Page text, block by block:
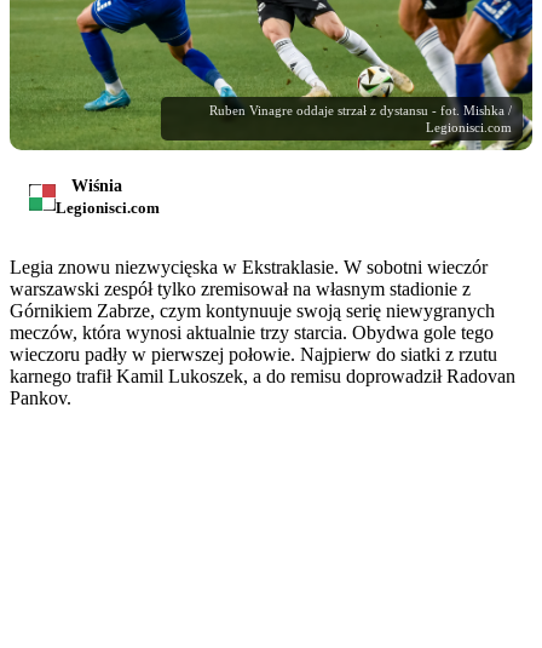
Ruben Vinagre oddaje strzał z dystansu - fot. Mishka /
Legionisci.com
Wiśnia
Legionisci.com
Legia znowu niezwycięska w Ekstraklasie. W sobotni wieczór
warszawski zespół tylko zremisował na własnym stadionie z
Górnikiem Zabrze, czym kontynuuje swoją serię niewygranych
meczów, która wynosi aktualnie trzy starcia. Obydwa gole tego
wieczoru padły w pierwszej połowie. Najpierw do siatki z rzutu
karnego trafił Kamil Lukoszek, a do remisu doprowadził Radovan
Pankov.